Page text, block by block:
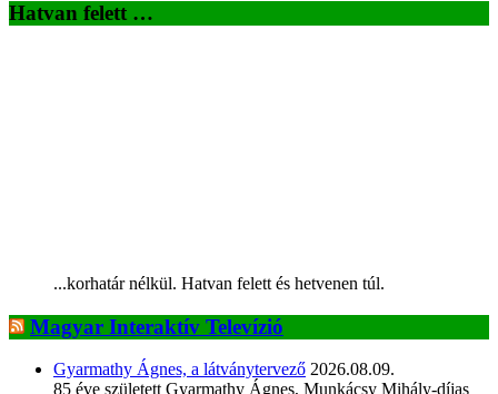
Hatvan felett …
...korhatár nélkül. Hatvan felett és hetvenen túl.
Magyar Interaktív Televízió
Gyarmathy Ágnes, a látványtervező 2026.08.09.
85 éve született Gyarmathy Ágnes, Munkácsy Mihály-díjas